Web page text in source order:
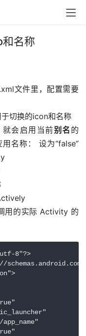
名称
文件里，配置需要
切换的icon和名称
就会启用当前别名 的
名称： 设为“false”
用的实际 Activity 的
8"?>
app_name"